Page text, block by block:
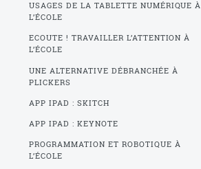
USAGES DE LA TABLETTE NUMÉRIQUE À
L’ÉCOLE
ECOUTE ! TRAVAILLER L’ATTENTION À
L’ÉCOLE
UNE ALTERNATIVE DÉBRANCHÉE À
PLICKERS
APP IPAD : SKITCH
APP IPAD : KEYNOTE
PROGRAMMATION ET ROBOTIQUE À
L’ÉCOLE